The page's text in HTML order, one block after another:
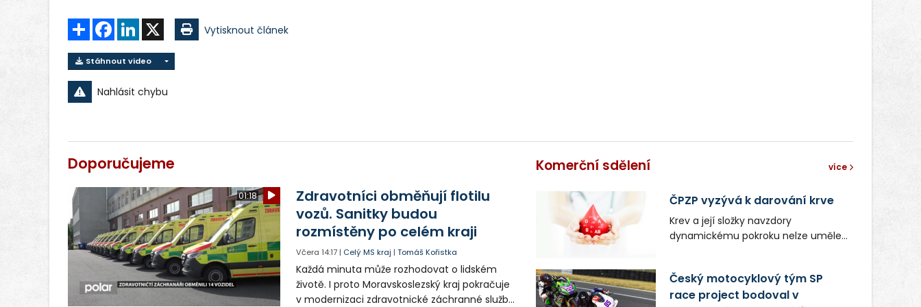
Sdílet FacebookLinkedIn Vytisknout článek
Stáhnout video
Nahlásit chybu
Doporučujeme
01:18
Zdravotníci obměňují flotilu
vozů. Sanitky budou
rozmístěny po celém kraji
Včera 14:17 | Celý MS kraj |Tomáš Kořistka
Každá minuta může rozhodovat o lidském
životě. I proto Moravskoslezský kraj pokračuje
v modernizaci zdravotnické záchranné služby
Komerční sdělení více
ČPZP vyzývá k darování krve
Krev a její složky navzdory
dynamickému pokroku nelze uměle
nenahraditelnou tělní tekutinu
neobejde. Naléhavá potřeba doplnit
Český motocyklový tým SP
race project bodoval v